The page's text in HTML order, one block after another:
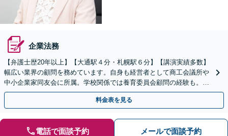
企業法務
【弁護士歴20年以上】【大通駅４分・札幌駅６分】【講演実績多数】
幅広い業界の顧問を務めています。自身も経営者として商工会議所や
中小企業家同友会に所属。学校関係では養育委員会顧問の経験も。契
約書、コンプライアンス、トラブル対応など幅広く対応。
料金表を見る
電話で面談予約 メールで面談予約